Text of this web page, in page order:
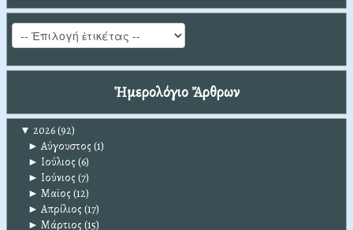
Ἡμερολόγιο Ἄρθρων
▼ 2026(92)
► Αύγουστος (1)
► Ιούλιος (6)
► Ιούνιος (7)
► Μαϊος (12)
► Απρίλιος (17)
► Μάρτιος (15)